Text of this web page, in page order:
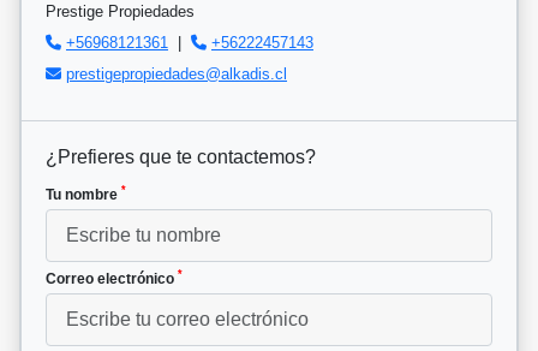
Prestige Propiedades
+56968121361
|
+56222457143
prestigepropiedades@alkadis.cl
¿Prefieres que te contactemos?
Tu nombre *
Correo electrónico *